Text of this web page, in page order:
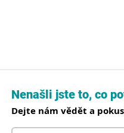
Nenašli jste to, co
Dejte nám vědět a